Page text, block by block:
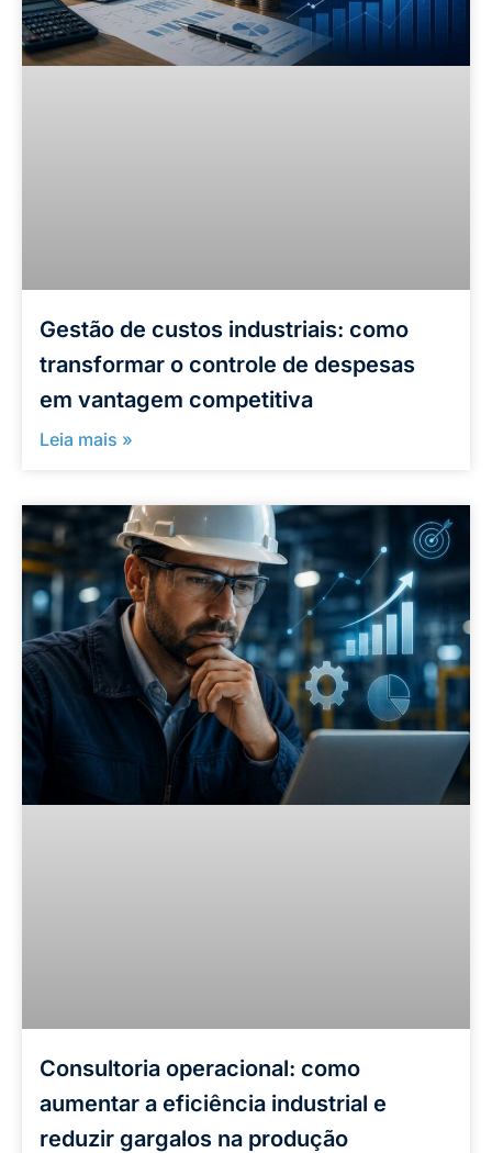
Gestão de custos industriais: como
transformar o controle de despesas
em vantagem competitiva
Leia mais »
Consultoria operacional: como
aumentar a eficiência industrial e
reduzir gargalos na produção